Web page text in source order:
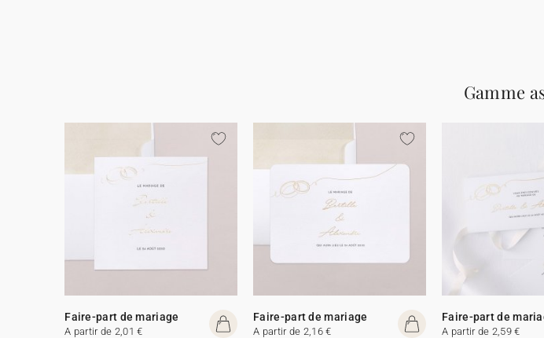
Gamme
Faire-part de mariage
A partir de 2,01 €
Faire-part de mariage
A partir de 2,16 €
Faire-part de
A partir de 2,59 €